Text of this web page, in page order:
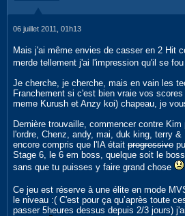
06 juillet 2011, 01h13
Mais j'ai même envies de casser en 2 Hit
merde tellement j'ai l'impression qu'il se
Je cherche, je cherche, mais en vain les
Franchement si c'est bien vraie vos scores
meme Kurush et Anzy koi) chapeau, je
Dernière trouvaille, commencer contre Kim
l'ordre, Chenz, andy, mai, duk king, terry
encore compris que l'IA était progressive
Stage 6, le 6 em boss, quelque soit le
sans que tu puisses y faire grand chose
Ce jeu est réserve à une élite en mode
le niveau :( C'est pour ça qu’après toute
passer 5heures dessus depuis 2/3 jours)